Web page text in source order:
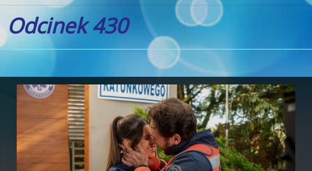
Odcinek 430